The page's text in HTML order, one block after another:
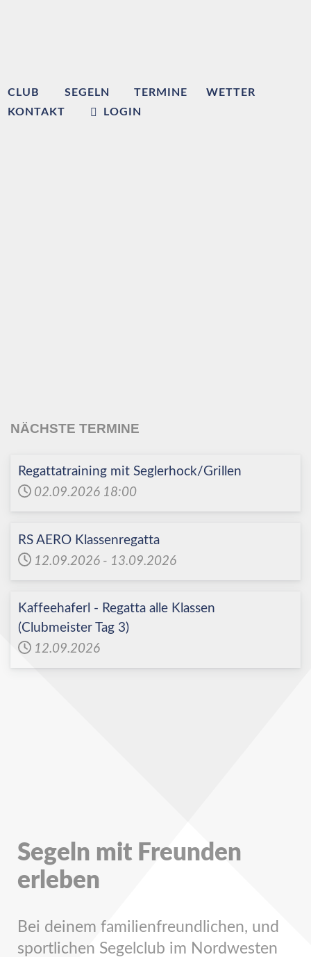
CLUB SEGELN TERMINE
WETTER
KONTAKT
LOGIN
NÄCHSTE TERMINE
Regattatraining mit Seglerhock/Grillen
02.09.2026 18:00
RS AERO Klassenregatta
12.09.2026 - 13.09.2026
Kaffeehaferl - Regatta alle Klassen
(Clubmeister Tag 3)
12.09.2026
Segeln mit Freunden
erleben
Bei deinem familienfreundlichen, und
sportlichen Segelclub im Nordwesten